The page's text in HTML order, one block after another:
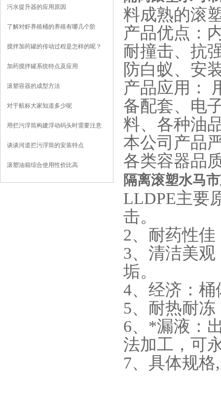
污水提升器的应用原因
了解对虾养殖桶的养殖有哪几个阶
搅拌加药罐的传动过程是怎样的呢？
加药搅拌罐系统特点及应用
滚塑容器的成型方法
对于航标大家知道多少呢
用拦污浮筒构建浮动码头时需要注意
谈谈河道拦污浮筒的安装特点
滚塑油箱综合使用性价比高
料成熟的滚
产品优点：
耐撞击、抗
防白蚁、安
产品应用：
备配套、电
料、各种油
本公司产品
各类容器品
隔离滚塑水马
LLDPE主要
击。
2、耐药性
3、清洁美
垢。
4、经济：
5、耐热耐
6、*漏液：
法加工，可
7、具体规